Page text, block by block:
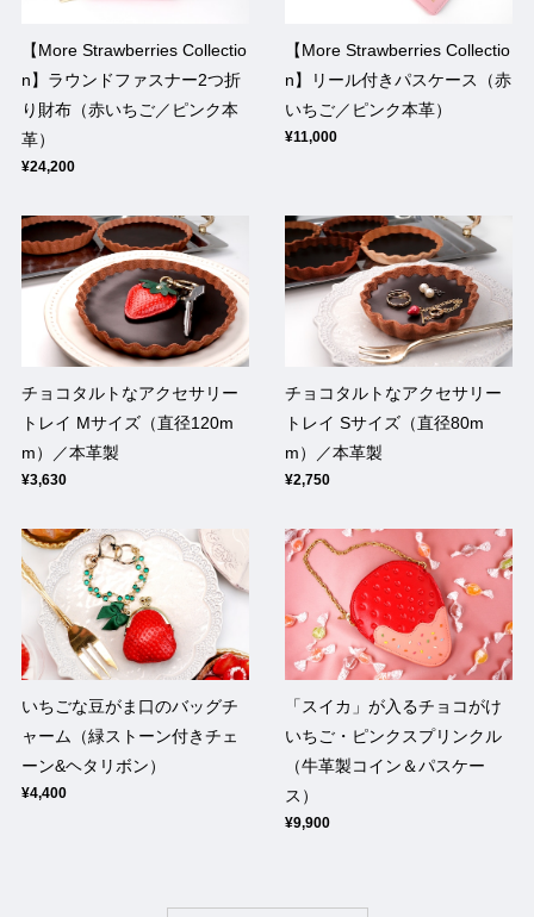
【More Strawberries Collectio
n】ラウンドファスナー2つ折
り財布（赤いちご／ピンク本
革）
¥24,200
【More Strawberries Collectio
n】リール付きパスケース（赤
いちご／ピンク本革）
¥11,000
チョコタルトなアクセサリー
トレイ Mサイズ（直径120m
m）／本革製
¥3,630
チョコタルトなアクセサリー
トレイ Sサイズ（直径80m
m）／本革製
¥2,750
いちごな豆がま口のバッグチ
ャーム（緑ストーン付きチェ
ーン&ヘタリボン）
¥4,400
「スイカ」が入るチョコがけ
いちご・ピンクスプリンクル
（牛革製コイン＆パスケー
ス）
¥9,900